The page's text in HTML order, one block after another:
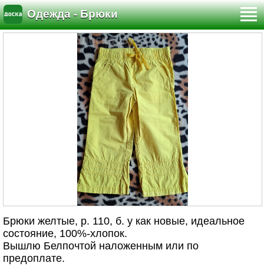
Одежда - Брюки
Брюки желтые, р. 110, б. у как новые, идеальное
состояние, 100%-хлопок.
Вышлю Белпочтой наложенным или по
предоплате.